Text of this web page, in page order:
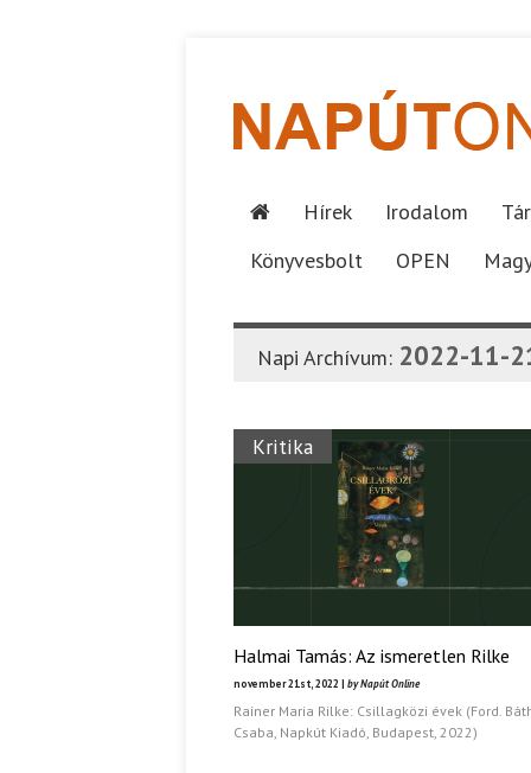
Hírek Irodalom
Könyvesbolt
OPEN
Napi Archívum: 2022-11-
Kritika
Halmai Tamás: Az ismeretlen Rilke
november 21st, 2022 | by Napút Online
Rainer Maria Rilke: Csillagközi évek (Ford.
Csaba, Napkút Kiadó, Budapest, 2022)